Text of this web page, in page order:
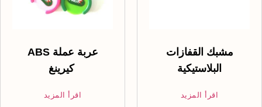
ABS عربة عملة
كيرينغ
اقرأ المزيد
مشبك القفازات
البلاستيكية
اقرأ المزيد